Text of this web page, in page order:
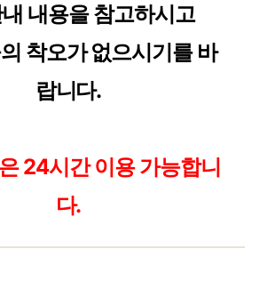
내용을 참고하시고
착오가 없으시기를 바
랍니다.
24시간 이용 가능합니
다.